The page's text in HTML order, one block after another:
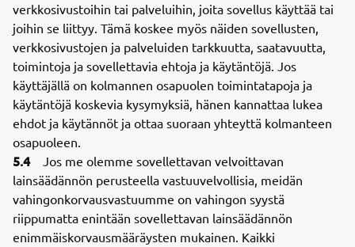
verkkosivustoihin tai palveluihin, joita sovellus käyttää tai
joihin se liittyy. Tämä koskee myös näiden sovellusten,
verkkosivustojen ja palveluiden tarkkuutta, saatavuutta,
toimintoja ja sovellettavia ehtoja ja käytäntöjä. Jos
käyttäjällä on kolmannen osapuolen toimintatapoja ja
käytäntöjä koskevia kysymyksiä, hänen kannattaa lukea
ehdot ja käytännöt ja ottaa suoraan yhteyttä kolmanteen
osapuoleen.
5.4
Jos me olemme sovellettavan velvoittavan
lainsäädännön perusteella vastuuvelvollisia, meidän
vahingonkorvausvastuumme on vahingon syystä
riippumatta enintään sovellettavan lainsäädännön
enimmäiskorvausmääräysten mukainen. Kaikki